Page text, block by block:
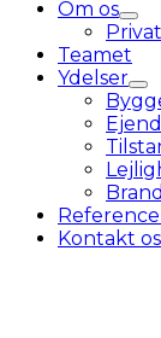
Om os
Teamet
Ydelser
Kontakt os